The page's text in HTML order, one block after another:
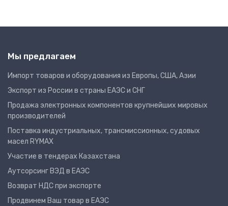
Мы предлагаем
Импорт товаров и оборудования из Европы, США, Азии
Экспорт из России в страны ЕАЭС и СНГ
Продажа электронных компонентов крупнейших мировых
производителей
Поставка индустриальных, трансмиссионных, судовых
масел RYMAX
Участие в тендерах Казахстана
Аутсорсинг ВЭД в ЕАЭС
Возврат НДС при экспорте
Продвинем Ваш товар в ЕАЭС